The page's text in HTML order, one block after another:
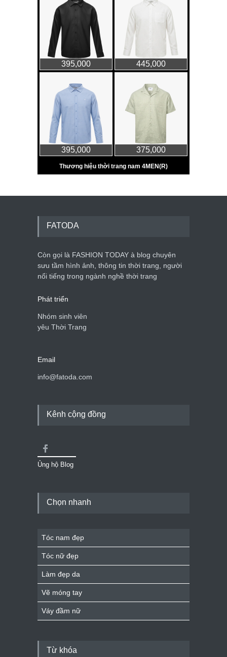
FATODA
Còn gọi là FASHION TODAY à blog chuyên
sưu tầm hình ảnh, thông tin thời trang, người
nổi tiếng trong ngành nghề thời trang
Phát triển
Nhóm sinh viên
yêu Thời Trang
Email
info@fatoda.com
Kênh cộng đồng
Ủng hộ Blog
Chọn nhanh
Tóc nam đẹp
Tóc nữ đẹp
Làm đẹp da
Vẽ móng tay
Váy đầm nữ
Từ khóa